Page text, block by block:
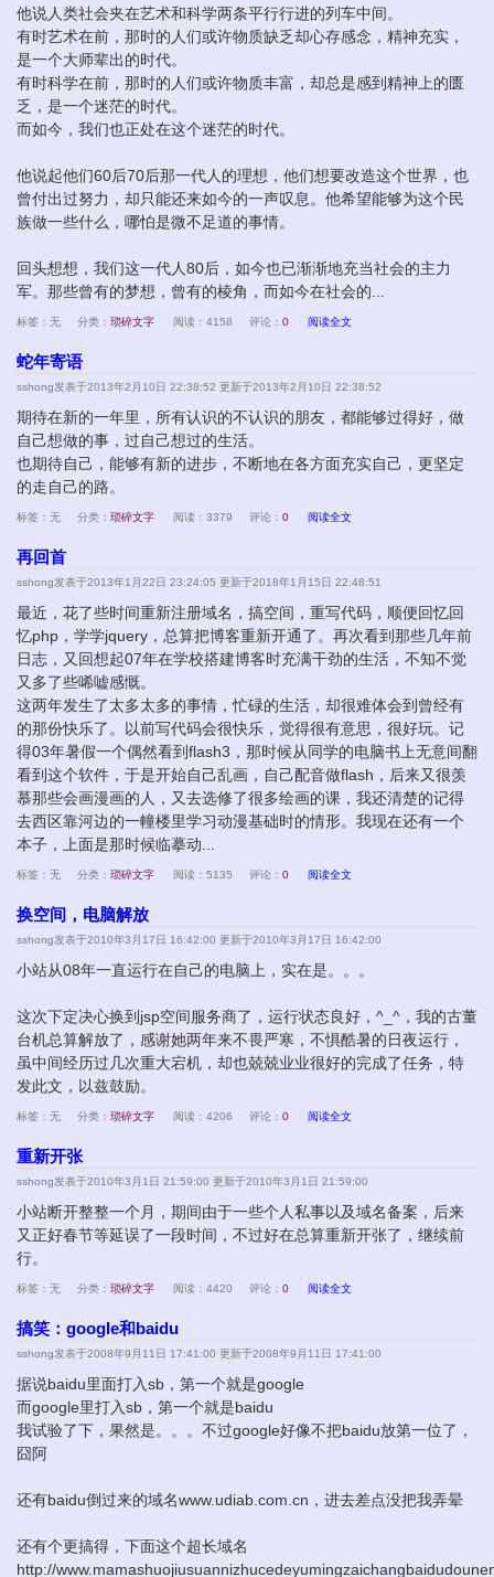
他说人类社会夹在艺术和科学两条平行行进的列车中间。
有时艺术在前，那时的人们或许物质缺乏却心存感念，精神充实，
是一个大师辈出的时代。
有时科学在前，那时的人们或许物质丰富，却总是感到精神上的匮
乏，是一个迷茫的时代。
而如今，我们也正处在这个迷茫的时代。
他说起他们60后70后那一代人的理想，他们想要改造这个世界，也
曾付出过努力，却只能还来如今的一声叹息。他希望能够为这个民
族做一些什么，哪怕是微不足道的事情。
回头想想，我们这一代人80后，如今也已渐渐地充当社会的主力
军。那些曾有的梦想，曾有的棱角，而如今在社会的...
标签：无 分类： 琐碎文字 阅读：4158 评论： 0 阅读全文
蛇年寄语
sshong发表于2013年2月10日 22:38:52 更新于2013年2月10日 22:38:52
期待在新的一年里，所有认识的不认识的朋友，都能够过得好，做
自己想做的事，过自己想过的生活。
也期待自己，能够有新的进步，不断地在各方面充实自己，更坚定
的走自己的路。
标签：无 分类： 琐碎文字 阅读：3379 评论： 0 阅读全文
再回首
sshong发表于2013年1月22日 23:24:05 更新于2018年1月15日 22:48:51
最近，花了些时间重新注册域名，搞空间，重写代码，顺便回忆回
忆php，学学jquery，总算把博客重新开通了。再次看到那些几年前
日志，又回想起07年在学校搭建博客时充满干劲的生活，不知不觉
又多了些唏嘘感慨。
这两年发生了太多太多的事情，忙碌的生活，却很难体会到曾经有
的那份快乐了。以前写代码会很快乐，觉得很有意思，很好玩。记
得03年暑假一个偶然看到flash3，那时候从同学的电脑书上无意间翻
看到这个软件，于是开始自己乱画，自己配音做flash，后来又很羡
慕那些会画漫画的人，又去选修了很多绘画的课，我还清楚的记得
去西区靠河边的一幢楼里学习动漫基础时的情形。我现在还有一个
本子，上面是那时候临摹动...
标签：无 分类： 琐碎文字 阅读：5135 评论： 0 阅读全文
换空间，电脑解放
sshong发表于2010年3月17日 16:42:00 更新于2010年3月17日 16:42:00
小站从08年一直运行在自己的电脑上，实在是。。。
这次下定决心换到jsp空间服务商了，运行状态良好，^_^，我的古董
台机总算解放了，感谢她两年来不畏严寒，不惧酷暑的日夜运行，
虽中间经历过几次重大宕机，却也兢兢业业很好的完成了任务，特
发此文，以兹鼓励。
标签：无 分类： 琐碎文字 阅读：4206 评论： 0 阅读全文
重新开张
sshong发表于2010年3月1日 21:59:00 更新于2010年3月1日 21:59:00
小站断开整整一个月，期间由于一些个人私事以及域名备案，后来
又正好春节等延误了一段时间，不过好在总算重新开张了，继续前
行。
标签：无 分类： 琐碎文字 阅读：4420 评论： 0 阅读全文
搞笑：google和baidu
sshong发表于2008年9月11日 17:41:00 更新于2008年9月11日 17:41:00
据说baidu里面打入sb，第一个就是google
而google里打入sb，第一个就是baidu
我试验了下，果然是。。。不过google好像不把baidu放第一位了，
囧阿
还有baidu倒过来的域名www.udiab.com.cn，进去差点没把我弄晕
还有个更搞得，下面这个超长域名
http://